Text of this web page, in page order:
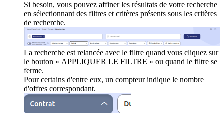
Si besoin, vous pouvez affiner les résultats de votre recherche
en sélectionnant des filtres et critères présents sous les critères
de recherche.
La recherche est relancée avec le filtre quand vous cliquez sur
le bouton « APPLIQUER LE FILTRE » ou quand le filtre se
ferme.
Pour certains d'entre eux, un compteur indique le nombre
d'offres correspondant.